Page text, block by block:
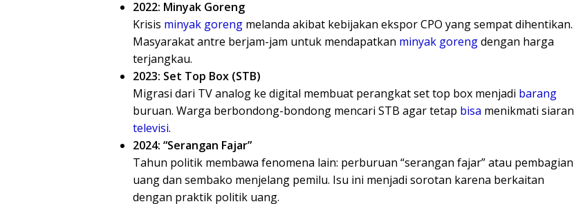
2022: Minyak Goreng
Krisis minyak goreng melanda akibat kebijakan ekspor CPO yang sempat dihentikan.
Masyarakat antre berjam-jam untuk mendapatkan minyak gorengdengan harga
terjangkau.
2023: Set Top Box (STB)
Migrasi dari TV analog ke digital membuat perangkat set top box menjadi barang
buruan. Warga berbondong-bondong mencari STB agar tetap bisa menikmati siaran
televisi.
2024: “Serangan Fajar”
Tahun politik membawa fenomena lain: perburuan “serangan fajar” atau pembagian
uang dan sembako menjelang pemilu. Isu ini menjadi sorotan karena berkaitan
dengan praktik politik uang.